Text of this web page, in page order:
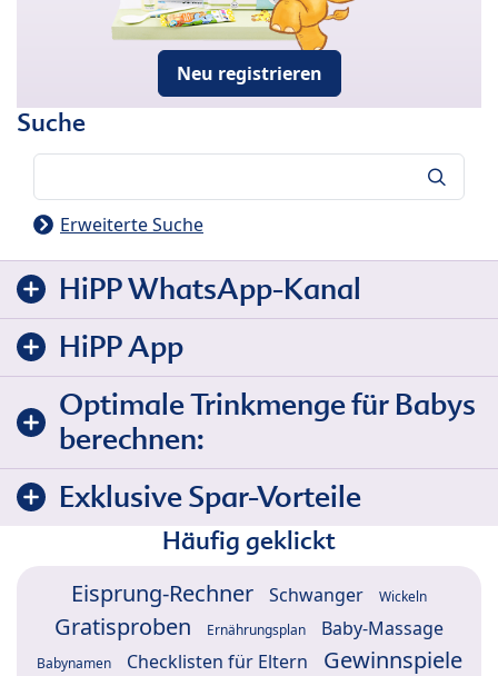
Neu registrieren
Suche
Erweiterte Suche
HiPP WhatsApp-Kanal
HiPP App
Optimale Trinkmenge für Babys
berechnen:
Exklusive Spar-Vorteile
Häufig geklickt
Eisprung-Rechner Schwanger Wickeln
Gratisproben Ernährungsplan Baby-Massage
Babynamen Checklisten für Eltern
Gewinnspiele